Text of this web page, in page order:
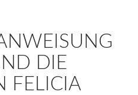
DIE
FELICIA